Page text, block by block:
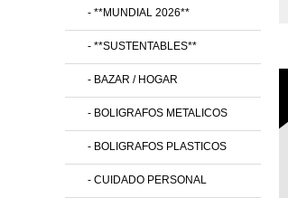
- **MUNDIAL 2026**
- **SUSTENTABLES**
- BAZAR / HOGAR
- BOLIGRAFOS METALICOS
- BOLIGRAFOS PLASTICOS
- CUIDADO PERSONAL